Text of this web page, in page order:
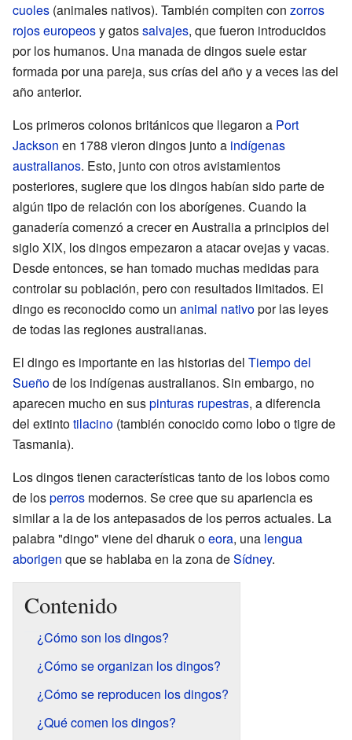
cuoles (animales nativos). También compiten con zorros
rojos europeosy gatossalvajes, que fueron introducidos
por los humanos. Una manada de dingos suele estar
formada por una pareja, sus crías del año y a veces las del
año anterior.
Los primeros colonos británicos que llegaron a Port
Jackson en 1788 vieron dingos junto a indígenas
australianos. Esto, junto con otros avistamientos
posteriores, sugiere que los dingos habían sido parte de
algún tipo de relación con los aborígenes. Cuando la
ganadería comenzó a crecer en Australia a principios del
siglo XIX, los dingos empezaron a atacar ovejas y vacas.
Desde entonces, se han tomado muchas medidas para
controlar su población, pero con resultados limitados. El
dingo es reconocido como un animal nativopor las leyes
de todas las regiones australianas.
El dingo es importante en las historias del Tiempo del
Sueñode los indígenas australianos. Sin embargo, no
aparecen mucho en suspinturas rupestras, a diferencia
del extintotilacino (también conocido como lobo o tigre de
Tasmania).
Los dingos tienen características tanto de los lobos como
de losperros modernos. Se cree que su apariencia es
similar a la de los antepasados de los perros actuales. La
palabra "dingo" viene del dharuk oeora, una lengua
aborigen que se hablaba en la zona deSídney.
Contenido
¿Cómo son los dingos?
¿Cómo se organizan los dingos?
¿Cómo se reproducen los dingos?
¿Qué comen los dingos?